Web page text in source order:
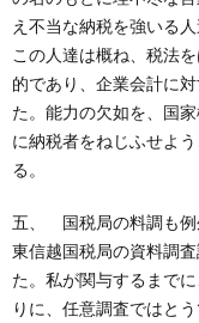
え不当な納税を強いる
この人達は概ね、税法
的であり、企業会計に
た。能力の欠如を、国
に納税者をねじふせよ
る。
五、 国税局の料調も例
東信越国税局の資料調
た。私が関与するまで
りに、任意調査ではと